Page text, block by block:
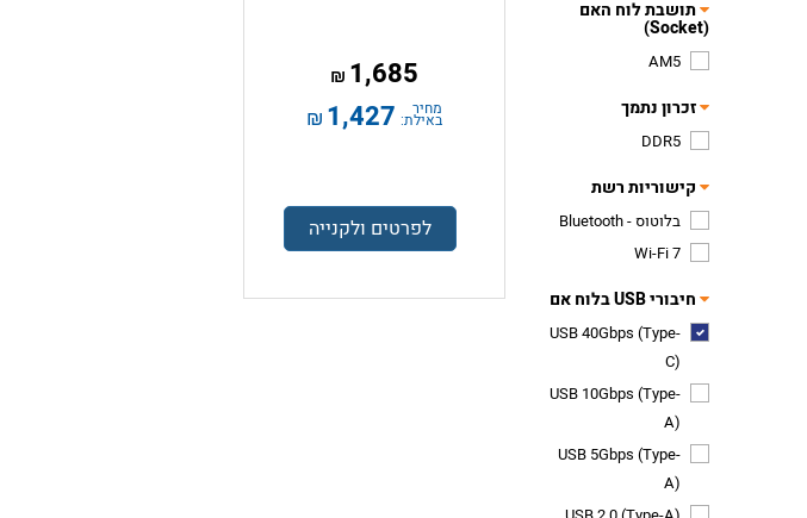
תושבת לוח האם
(Socket)
AM5
זכרון נתמך
DDR5
קישוריות רשת
בלוטוס - Bluetooth
Wi-Fi 7
חיבורי USB בלוח אם
USB 40Gbps (Type-
C)
USB 10Gbps (Type-
A)
USB 5Gbps (Type-
A)
1,685
₪
מחיר
באילת: 1,427
₪
לפרטים ולקנייה